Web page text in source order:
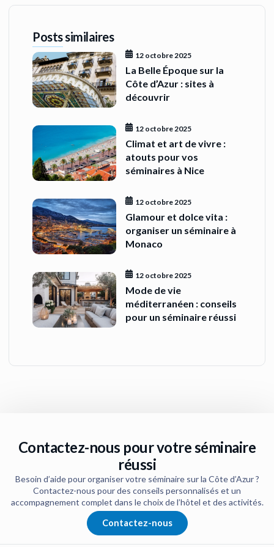
Posts similaires
12 octobre 2025
La Belle Époque sur la
Côte d’Azur : sites à
découvrir
12 octobre 2025
Climat et art de vivre :
atouts pour vos
séminaires à Nice
12 octobre 2025
Glamour et dolce vita :
organiser un séminaire à
Monaco
12 octobre 2025
Mode de vie
méditerranéen : conseils
pour un séminaire réussi
Contactez-nous pour votre séminaire
réussi
Besoin d’aide pour organiser votre séminaire sur la Côte d’Azur ?
Contactez-nous pour des conseils personnalisés et un
accompagnement complet dans le choix de l’hôtel et des activités.
Contactez-nous